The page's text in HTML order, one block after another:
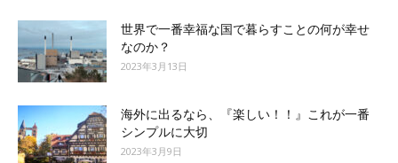
世界で一番幸福な国で暮らすことの何が幸せ
なのか？
2023年3月13日
海外に出るなら、『楽しい！！』これが一番
シンプルに大切
2023年3月9日